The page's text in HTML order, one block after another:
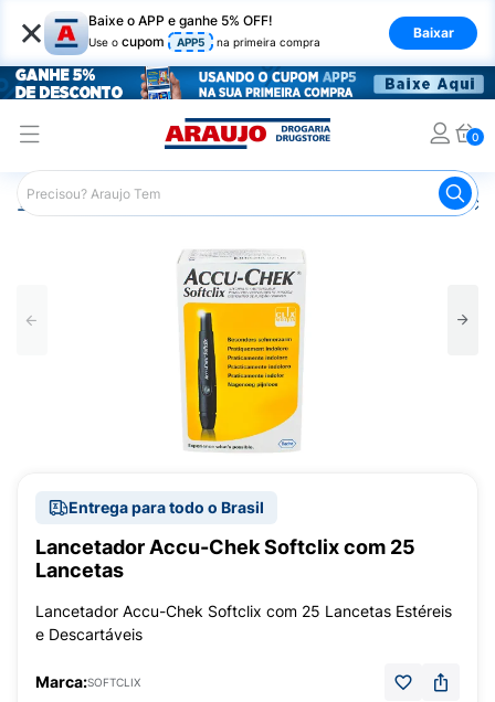
× Baixe o APP e ganhe 5% OFF!
Use o cupom APP5 na primeira compra
Baixar
0
Araujo Saúde e Bem Estar Acessórios para Diabetes
Entrega para todo o Brasil
Lancetador Accu-Chek Softclix com 25
Lancetas
Lancetador Accu-Chek Softclix com 25 Lancetas Estéreis
e Descartáveis
Marca:SOFTCLIX